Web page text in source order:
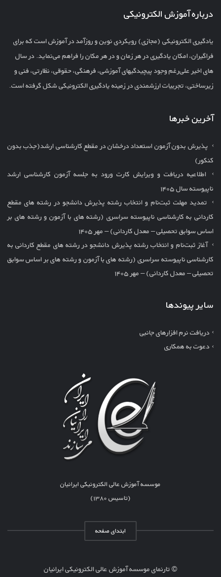
درباره آموزش الکترونیکی
یادگیری الکترونیکی (مجازی) رویکردی نوین و روزآمد در آموزش است که برای
فراگیران، امکان یادگیری در هر زمان و در هر مکان را فراهم می‌نماید. در سال
های اخیر علی‌رغم وجود پیچیدگیهای آموزشی، فرهنگی، حقوقی، نظارتی، فنی و
زیرساختی، تجربیات ارزشمندی در زمینه یادگیری الکترونیکی شکل گرفته است.
آخرین خبرها
پذیرش بدون آزمون استعداد درخشان در مقطع کارشناسی ارشد(جذب بدون
کنکور)
اطلاعیه دریافت و ویرایش کارت ورود به جلسه آزمون کارشناسی ارشد
ناپیوسته سال ۱۴۰۵
تمدید مهلت ثبت‌نام و انتخاب رشته پذیرش دانشجو در رشته های مقطع
کاردانی به کارشناسی ناپیوسته سراسری (رشته های با آزمون و رشته های بر
اساس سوابق تحصیلی – معدل کاردانی) – مهر ۱۴۰۵
آغاز ثبت‌نام و انتخاب رشته پذیرش دانشجو در رشته های مقطع کاردانی به
کارشناسی ناپیوسته سراسری (رشته های با آزمون و رشته های بر اساس سوابق
تحصیلی – معدل کاردانی) – مهر ۱۴۰۵
سایر پیوندها
دریافت نرم افزارهای جانبی
دعوت به همکاری
موسسه آموزش عالی الکترونیکی ایرانیان
(تاسیس ۱۳۸۰)
ابتدای صفحه
© تارنمای موسسه آموزش عالی الکترونیکی ایرانیان